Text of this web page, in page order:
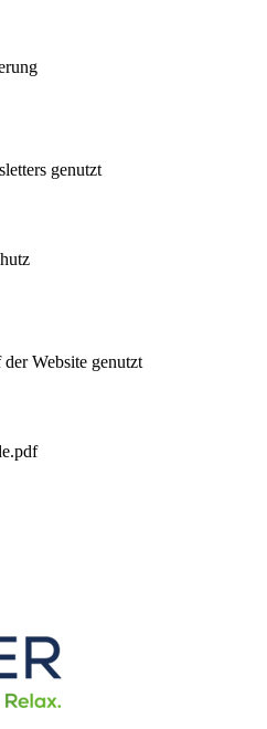
genutzt
Website genutzt